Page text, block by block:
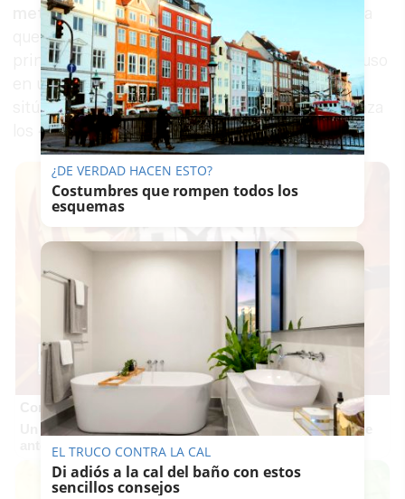
metros cuadrados de segunda mano
que el ahorro previo se ha consolidado como la
principal barrera de acceso a la propiedad, incluso
en una comunidad donde el esfuerzo inicial se
sitúa por debajo de la media nacional, que alcanza
los 48.031 euros.
Corepunk MMORPG
Un verdadero MMORPG de la vieja escuela ¡Cómo los de
antes, pero mejor!
¿DE VERDAD HACEN ESTO?
Costumbres que rompen todos los
esquemas
EL TRUCO CONTRA LA CAL
Di adiós a la cal del baño con estos
sencillos consejos